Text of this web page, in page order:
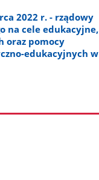
2022 r. - rządowy
na cele edukacyjne,
oraz pomocy
edukacyjnych w